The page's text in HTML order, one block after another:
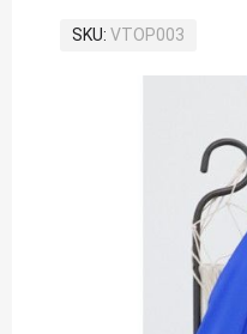
SKU VTOP003